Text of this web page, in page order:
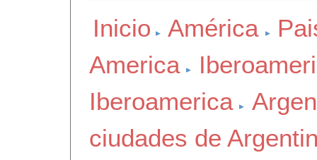
Inicio América
America
Iberoamerica
ciudades de